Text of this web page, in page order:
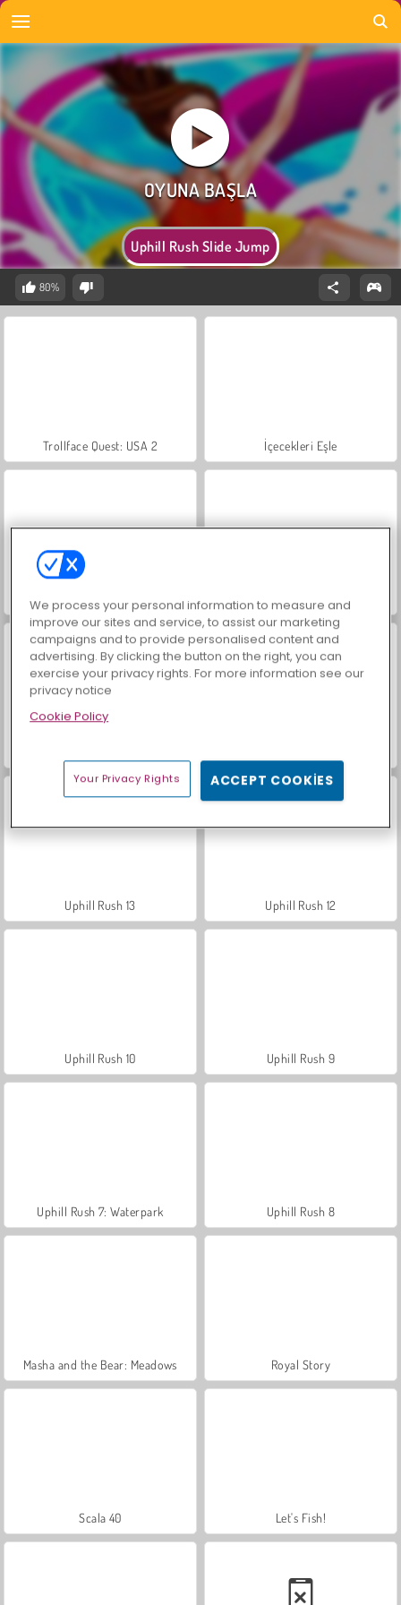
Uphill Rush Slide Jump
80%
Trollface Quest: USA 2 İçecekleri Eşle
Mücevher Bahçesi Hikayesi Büyük Mahjong Eşleme
Uphill Rush 13 Uphill Rush 12
Uphill Rush 10 Uphill Rush 9
Uphill Rush 7: Waterpark Uphill Rush 8
Masha and the Bear: Meadows Royal Story
Scala 40 Let's Fish!
We process your personal information to measure and
improve our sites and service, to assist our marketing
campaigns and to provide personalised content and
advertising. By clicking the button on the right, you can
exercise your privacy rights. For more information see our
privacy notice
Cookie Policy
Your Privacy Rights ACCEPT COOKIES